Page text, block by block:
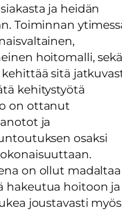
ja heidän
Toiminnan
hoitomalli, sekä
sitä
kehitystyötä
on ottanut
ja
osaksi
on ollut madaltaa
hakeutua hoitoon ja
joustavasti myös